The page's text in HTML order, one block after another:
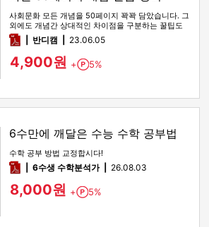
사회문화 모든 개념을 50페이지 꽉꽉 담았습니다. 그
외에도 개념간 상대적인 차이점을 구분하는 꿀팁도
함께 있습니다
pdf반디캠 23.06.05
4,900원 + Point
5%
6수만에 깨달은 수능 수학 공부법
수학 공부 방법 교정합시다!
pdf6수생 수학분석가 26.08.03
8,000원 + Point
5%